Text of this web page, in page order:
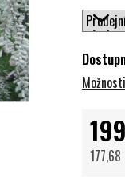
177,68